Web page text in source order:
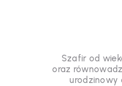
Szafir od
oraz
urodzinowy